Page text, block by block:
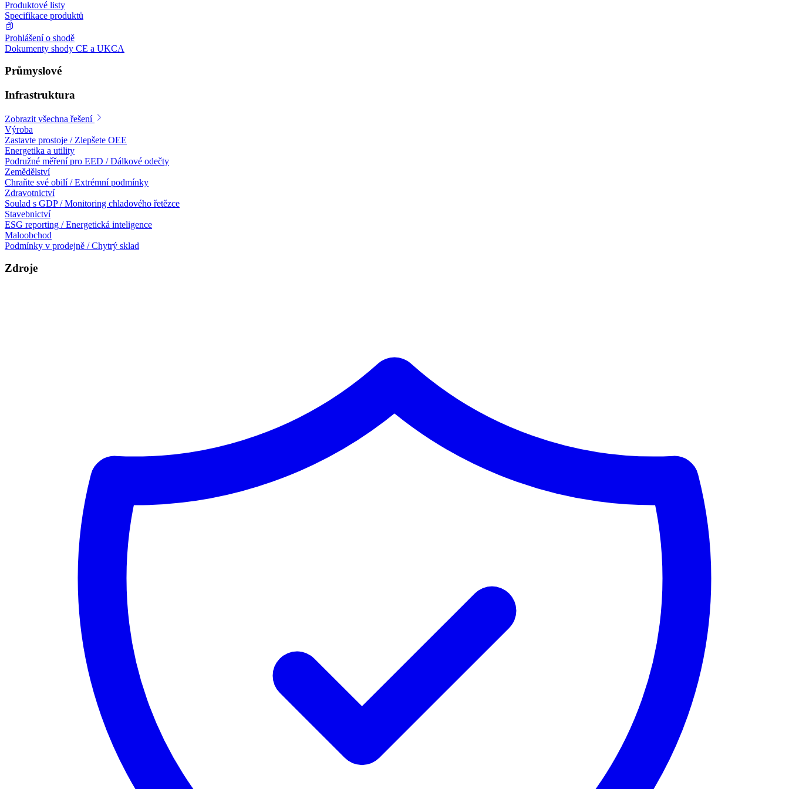
Produktové listy
Specifikace produktů
Prohlášení o shodě
Dokumenty shody CE a UKCA
Průmyslové
Infrastruktura
Zobrazit všechna řešení
Výroba
Zastavte prostoje / Zlepšete OEE
Energetika a utility
Podružné měření pro EED / Dálkové odečty
Zemědělství
Chraňte své obilí / Extrémní podmínky
Zdravotnictví
Soulad s GDP / Monitoring chladového řetězce
Stavebnictví
ESG reporting / Energetická inteligence
Maloobchod
Podmínky v prodejně / Chytrý sklad
Zdroje